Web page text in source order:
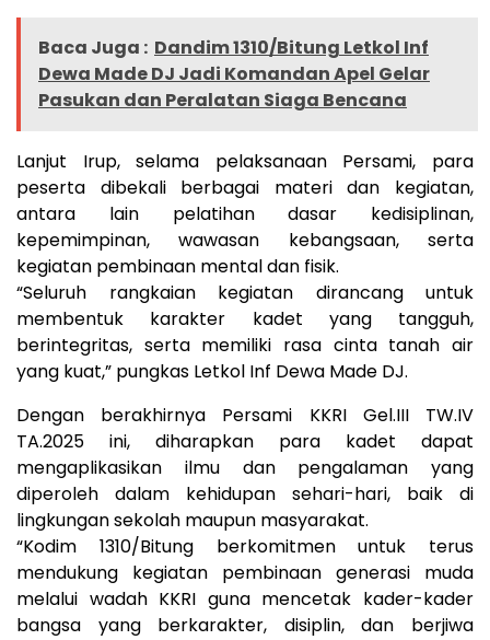
Baca Juga : Dandim 1310/Bitung Letkol Inf
Dewa Made DJ Jadi Komandan Apel Gelar
Pasukan dan Peralatan Siaga Bencana
Lanjut Irup, selama pelaksanaan Persami, para
peserta dibekali berbagai materi dan kegiatan,
antara lain pelatihan dasar kedisiplinan,
kepemimpinan, wawasan kebangsaan, serta
kegiatan pembinaan mental dan fisik.
“Seluruh rangkaian kegiatan dirancang untuk
membentuk karakter kadet yang tangguh,
berintegritas, serta memiliki rasa cinta tanah air
yang kuat,” pungkas Letkol Inf Dewa Made DJ.
Dengan berakhirnya Persami KKRI Gel.III TW.IV
TA.2025 ini, diharapkan para kadet dapat
mengaplikasikan ilmu dan pengalaman yang
diperoleh dalam kehidupan sehari-hari, baik di
lingkungan sekolah maupun masyarakat.
“Kodim 1310/Bitung berkomitmen untuk terus
mendukung kegiatan pembinaan generasi muda
melalui wadah KKRI guna mencetak kader-kader
bangsa yang berkarakter, disiplin, dan berjiwa